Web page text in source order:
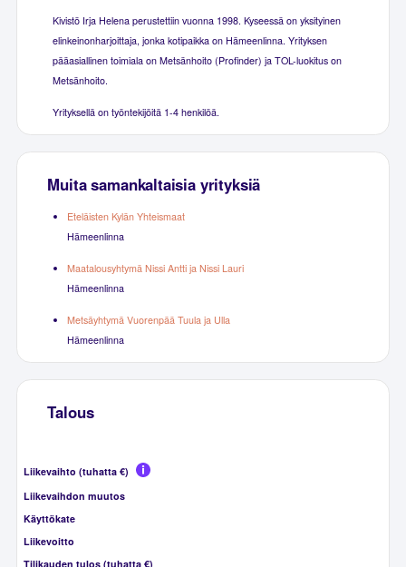
Kivistö Irja Helena perustettiin vuonna 1998. Kyseessä on yksityinen
elinkeinonharjoittaja, jonka kotipaikka on Hämeenlinna. Yrityksen
pääasiallinen toimiala on Metsänhoito (Profinder) ja TOL-luokitus on
Metsänhoito.
Yrityksellä on työntekijöitä 1-4 henkilöä.
Muita samankaltaisia yrityksiä
Eteläisten Kylän Yhteismaat
Hämeenlinna
Maatalousyhtymä Nissi Antti ja Nissi Lauri
Hämeenlinna
Metsäyhtymä Vuorenpää Tuula ja Ulla
Hämeenlinna
Talous
Liikevaihto (tuhatta €)
Liikevaihdon muutos
Käyttökate
Liikevoitto
Tilikauden tulos (tuhatta €)